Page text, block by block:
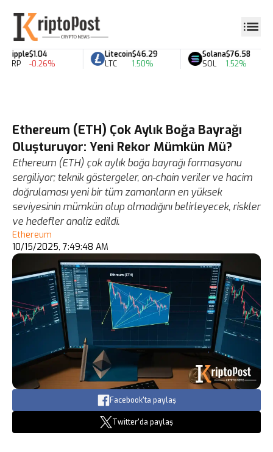
Ripple
XRP
$1.04
-0.26%
Litecoin
LTC
$46.29
1.50%
Solana
SOL
$76.58
1.52%
Ethereum (ETH) Çok Aylık Boğa Bayrağı
Oluşturuyor: Yeni Rekor Mümkün Mü?
Ethereum (ETH) çok aylık boğa bayrağı formasyonu
sergiliyor; teknik göstergeler, on-chain veriler ve hacim
doğrulaması yeni bir tüm zamanların en yüksek
seviyesinin mümkün olup olmadığını belirleyecek, riskler
ve hedefler analiz edildi.
Ethereum
10/15/2025, 7:49:48 AM
Facebook'ta paylaş
Twitter'da paylaş